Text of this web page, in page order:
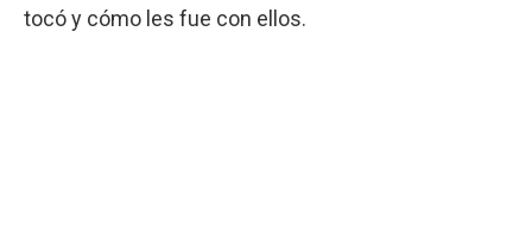
tocó y cómo les fue con ellos.